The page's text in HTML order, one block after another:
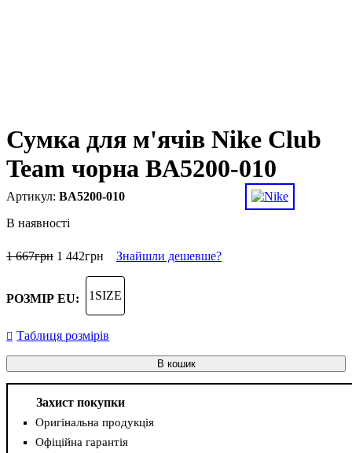
Сумка для м'ячів Nike Club
Team чорна BA5200-010
BA5200-010
В наявності
1 667грн 1 442грн Знайшли дешевше?
РОЗМІР EU: 1SIZE
Таблиця розмірів
В кошик
Захист покупки
Оригінальна продукція
Офіційна гарантія